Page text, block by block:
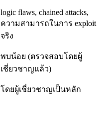
logic flaws, chained attacks,
ความสามารถในการ exploit
จริง
พบน้อย (ตรวจสอบโดยผู้
เชี่ยวชาญแล้ว)
โดยผู้เชี่ยวชาญเป็นหลัก